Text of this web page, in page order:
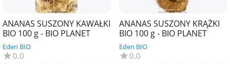
ANANAS SUSZONY KAWAŁKI
BIO 100 g - BIO PLANET
Eden BIO
0.0
ANANAS SUSZONY KRĄŻKI
BIO 100 g - BIO PLANET
Eden BIO
0.0